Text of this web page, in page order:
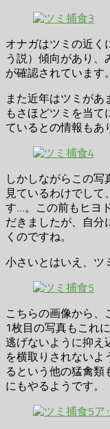
オナガはツミの近く
う説）傾向があり、
が確認されています。
また近年はツミが
もさほどツミを当て
ているとの情報もあ
しかしながらこの写
見ているわけでし
す…。この前もヒヨ
だきましたが、自分
くのですね。
小さいとはいえ、ツ
こちらの画像から、
1枚目の写真もこれ
逃げないように抑え
を横取りされないよ
るという他の猛禽類
にもやるようです。